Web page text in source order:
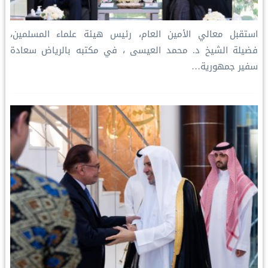
استقبل معالي الأمين العام، رئيس هيئة علماء المسلمين،
فضيلة الشيخ د. محمد العيسى‬⁩ ‬⁩، في مكتبه بالرياض سعادة
سفير جمهورية…